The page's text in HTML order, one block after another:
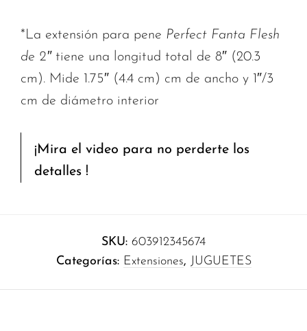
*La extensión para pene Perfect Fanta Flesh
de 2″tiene una longitud total de 8″ (20.3
cm). Mide 1.75″ (4.4 cm) cm de ancho y 1″/3
cm de diámetro interior
¡Mira el video para no perderte los
detalles !
SKU: 603912345674
Categorías: Extensiones, JUGUETES